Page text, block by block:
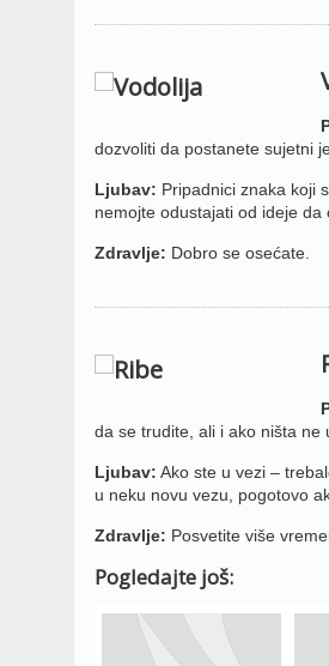
dozvoliti da postanete sujetni
Ljubav: Pripadnici znaka koji
nemojte odustajati od ideje
Zdravlje: Dobro se osećate.
da se trudite, ali i ako ništa ne
Ljubav: Ako ste u vezi –
u neku novu vezu, pogotovo
Zdravlje: Posvetite više
Pogledajte još: